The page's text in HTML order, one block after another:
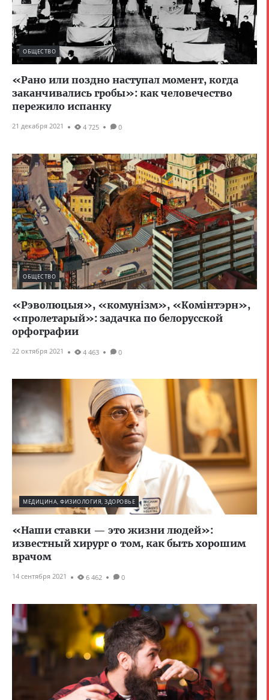
ОБЩЕСТВО
«Рано или поздно наступал момент, когда
заканчивались гробы»: как человечество
пережило испанку
21 декабря 2021 4 725 0
ОБЩЕСТВО
«Рэволюцыя», «комунізм», «Комінтэрн»,
«пролетарый»: задачка по белорусской
орфографии
22 октября 2021 4 463 0
МЕДИЦИНА, ФИЗИОЛОГИЯ, ЗДОРОВЬЕ
«Наши ставки — это жизни людей»:
известный хирург о том, как быть хорошим
врачом
14 сентября 2021 6 462 0